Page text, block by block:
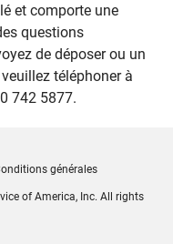
et comporte une
questions
de déposer ou un
téléphoner à
742 5877.
générales
of America, Inc. All rights